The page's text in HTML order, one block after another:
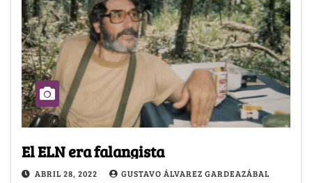
El ELN era falangista
ABRIL 28, 2022 GUSTAVO ÁLVAREZ GARDEAZÁBAL